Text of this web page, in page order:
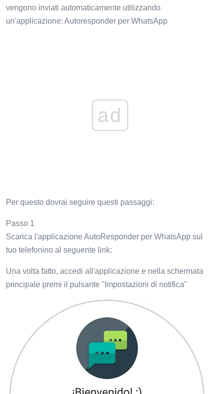
vengono inviati automaticamente utilizzando
un'applicazione: Autoresponder per WhatsApp
ad
Per questo dovrai seguire questi passaggi:
Passo 1
Scarica l'applicazione AutoResponder per WhatsApp sul
tuo telefonino al seguente link:
Una volta fatto, accedi all'applicazione e nella schermata
principale premi il pulsante "Impostazioni di notifica"